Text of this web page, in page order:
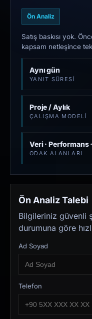
Ön Analiz
Satış baskısı yok.
kapsam netleşince
Aynı gün
YANIT SÜRESI
Proje / Aylık
ÇALIŞMA MODELI
Veri · Performans
ODAK ALANLARI
Ön Analiz Talebi
Bilgileriniz güvenli
durumuna göre
Ad Soyad
Telefon